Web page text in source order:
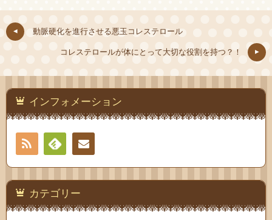
動脈硬化を進行させる悪玉コレステロール
コレステロールが体にとって大切な役割を持つ？！
インフォメーション
RSS
Feedlyお問
い合
わせ
カテゴリー